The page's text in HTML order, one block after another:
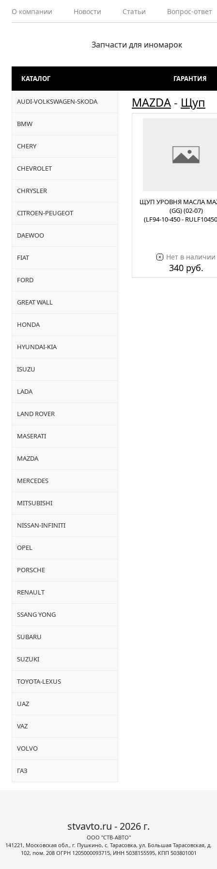
О компании Новости Статьи Вопрос-ответ
Запчасти для иномарок
КАТАЛОГ ГАРАНТИЯ
AUDI-VOLKSWAGEN-SKODA
BMW
CHERY
CHEVROLET
CHRYSLER
CITROEN-PEUGEOT
DAEWOO
FIAT
FORD
GREAT WALL
HONDA
HYUNDAI-KIA
ISUZU
LADA
LAND ROVER
MASERATI
MAZDA
MERCEDES
MITSUBISHI
NISSAN-INFINITI
OPEL
PORSCHE
RENAULT
SSANG YONG
SUBARU
SUZUKI
TOYOTA-LEXUS
UAZ
VAZ
VOLVO
ГАЗ
MAZDA - Щуп
ЩУП УРОВНЯ МАСЛА
(GG) (02-07)
(LF94-10-450 -
Нет в наличии
340 руб.
stvavto.ru - 2026 г.
ООО "СТВ-АВТО"
141221, Московская обл., г. Пушкино, с. Тарасовка, ул. Большая Тарасовская, д.
102, пом. 208 ОГРН 1205000093715, ИНН 5038155595, КПП 503801001